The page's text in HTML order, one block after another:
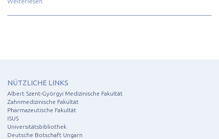
NÜTZLICHE LINKS
Albert Szent-Györgyi Medizinische Fakultät
Zahnmedizinische Fakultät
Pharmazeutische Fakultät
ISUS
Universitätsbibliothek
Deutsche Botschaft Ungarn